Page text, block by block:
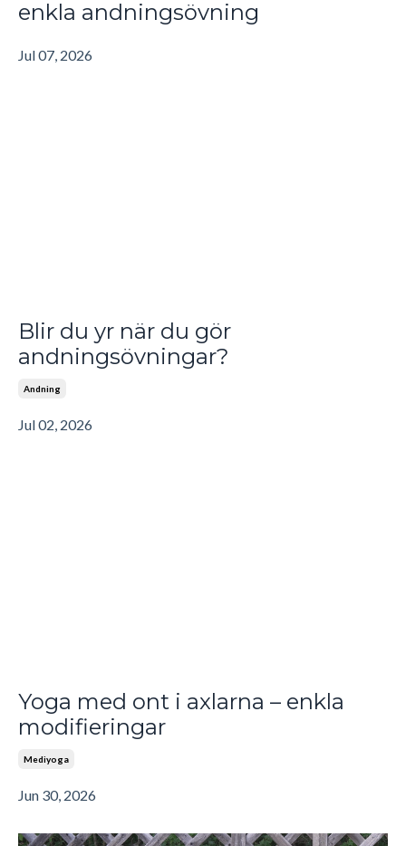
enkla andningsövning
Jul 07, 2026
Blir du yr när du gör
andningsövningar?
Andning
Jul 02, 2026
Yoga med ont i axlarna – enkla
modifieringar
Mediyoga
Jun 30, 2026